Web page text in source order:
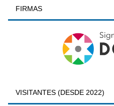
FIRMAS
VISITANTES (DESDE 2022)